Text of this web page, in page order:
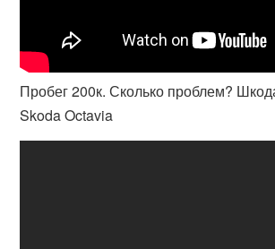
Пробег 200к. Сколько проблем?
Skoda Octavia